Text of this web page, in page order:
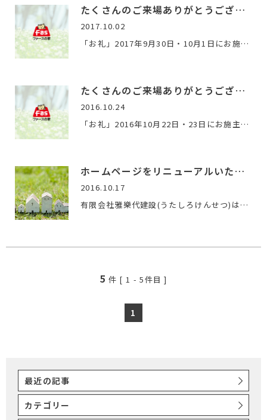
たくさんのご来場ありがとうございました。
2017.10.02
「お礼」2017年9月30日・10月1日にお施主様のご厚意で、完成見…
たくさんのご来場ありがとうございました。
2016.10.24
「お礼」2016年10月22日・23日にお施主様のご厚意で、完成見学…
ホームページをリニューアルいたしました
2016.10.17
有限会社雅樂代建設(うたしろけんせつ)は、女満別にて創業50周…
5 件 [1 -5件目 ]
1
最近の記事
カテゴリー